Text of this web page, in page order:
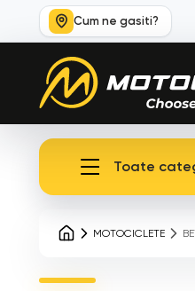
Cum ne gasiti?
Toate
MOTOCICLETE